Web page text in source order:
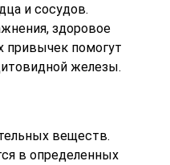
и сосудов.
здоровое
привычек помогут
железы.
веществ.
в определенных